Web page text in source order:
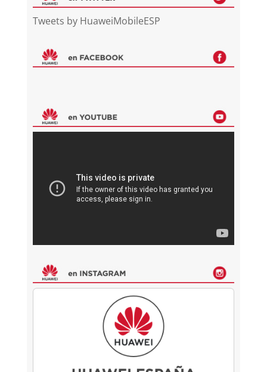
Tweets by HuaweiMobileESP